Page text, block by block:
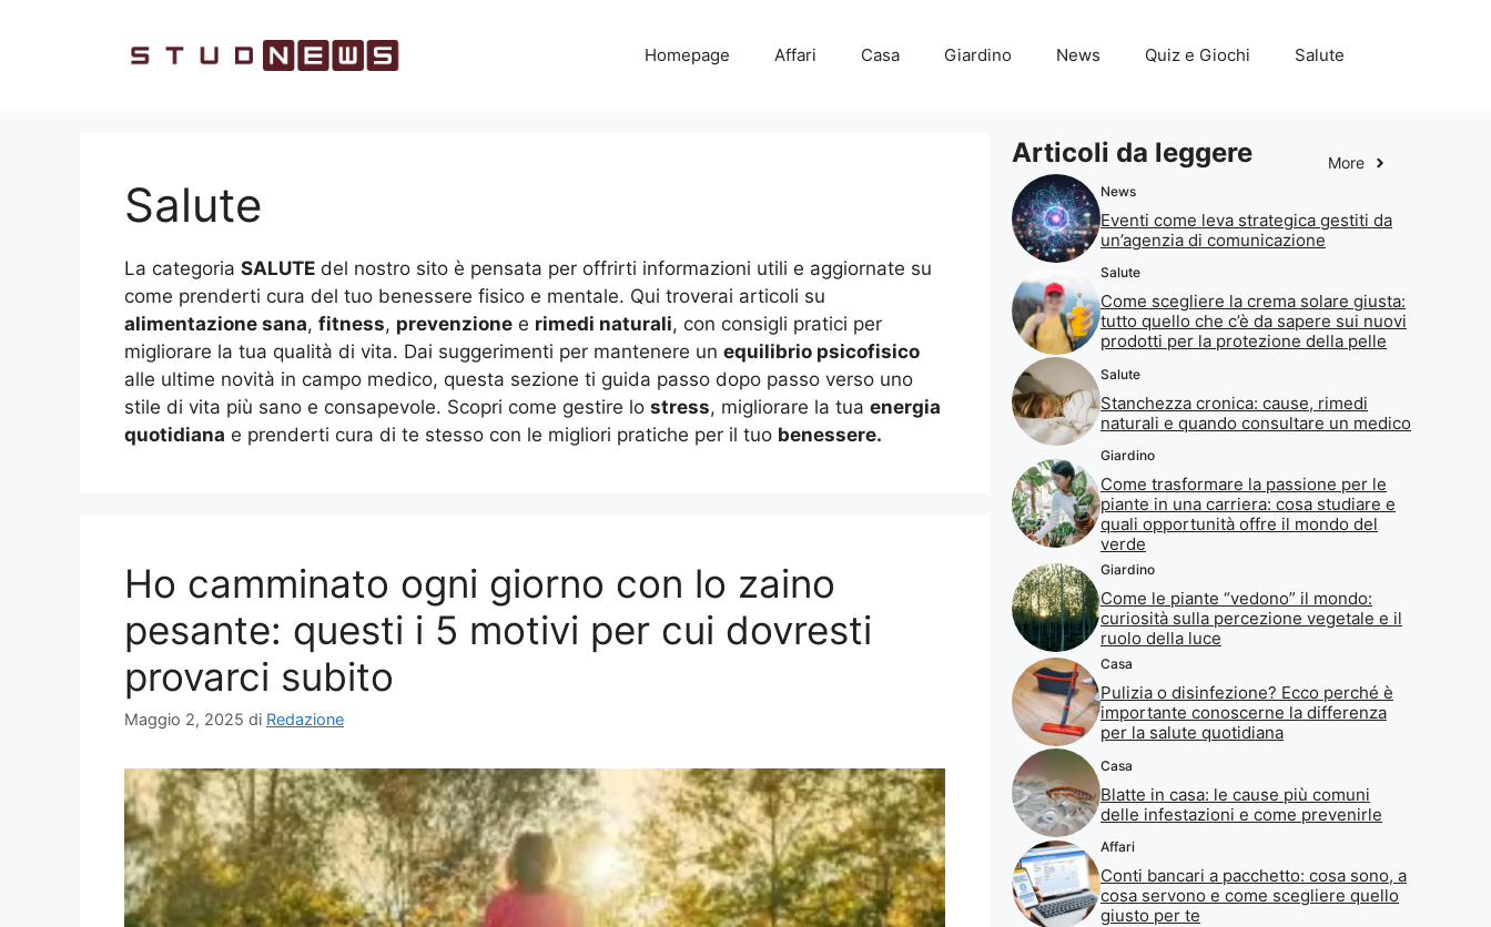
Homepage Affari Casa Giardino News Quiz e Giochi Salute
Salute
La categoria SALUTE del nostro sito è pensata per offrirti informazioni utili e aggiornate su
come prenderti cura del tuo benessere fisico e mentale. Qui troverai articoli su
alimentazione sana, fitness, prevenzione e rimedi naturali, con consigli pratici per
migliorare la tua qualità di vita. Dai suggerimenti per mantenere un equilibrio psicofisico
alle ultime novità in campo medico, questa sezione ti guida passo dopo passo verso uno
stile di vita più sano e consapevole. Scopri come gestire lo stress, migliorare la tua energia
quotidiana e prenderti cura di te stesso con le migliori pratiche per il tuo benessere.
Ho camminato ogni giorno con lo zaino
pesante: questi i 5 motivi per cui dovresti
provarci subito
Maggio 2, 2025 di Redazione
Articoli da leggere More
News
Eventi come leva strategica gestiti da
un’agenzia di comunicazione
Salute
Come scegliere la crema solare giusta:
tutto quello che c’è da sapere sui nuovi
prodotti per la protezione della pelle
Salute
Stanchezza cronica: cause, rimedi
naturali e quando consultare un medico
Giardino
Come trasformare la passione per le
piante in una carriera: cosa studiare e
quali opportunità offre il mondo del
verde
Giardino
Come le piante “vedono” il mondo:
curiosità sulla percezione vegetale e il
ruolo della luce
Casa
Pulizia o disinfezione? Ecco perché è
importante conoscerne la differenza
per la salute quotidiana
Casa
Blatte in casa: le cause più comuni
delle infestazioni e come prevenirle
Affari
Conti bancari a pacchetto: cosa sono, a
cosa servono e come scegliere quello
giusto per te